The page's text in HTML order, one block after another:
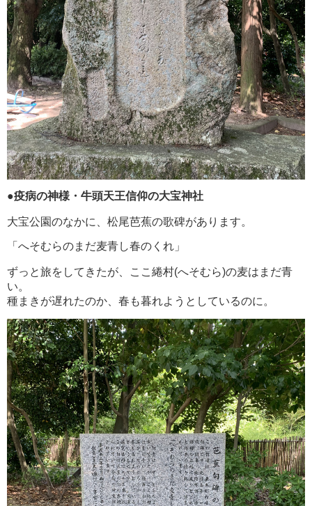
●疫病の神様・牛頭天王信仰の大宝神社
大宝公園のなかに、松尾芭蕉の歌碑があります。
「へそむらのまだ麦青し春のくれ」
ずっと旅をしてきたが、ここ綣村(へそむら)の麦はまだ青
い。
種まきが遅れたのか、春も暮れようとしているのに。